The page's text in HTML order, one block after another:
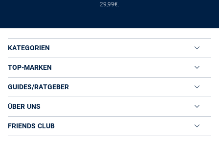
29,99€.
KATEGORIEN
TOP-MARKEN
GUIDES/RATGEBER
ÜBER UNS
FRIENDS CLUB